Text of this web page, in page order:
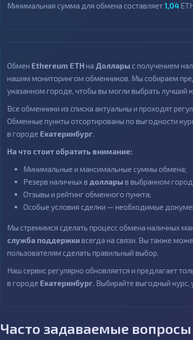
Минимальная сумма для обмена составляет1,04
Обмен Ethereum ETHна Доллары с получением
нашим мониторингом обменников. Мы собираем
указанном городе, чтобы вы могли выбрать лучший
Все обменники из списка актуальны и проходят
Обменные пункты отсортированы по выгодности
в городе Екатеринбург.
На что стоит обратить внимание:
Минимальные и максимальные суммы обмена;
Резерв наличных в доллары в выбранном
Отзывы и рейтинг обменного пункта;
Особые условия сделки — необходимые
Мы стремимся сделать процесс обмена наличных
служба поддержкивсегда на связи. Вы также
пользователям сделать правильный выбор.
Наш сервис регулярно обновляется и предлагает
в городе Екатеринбург. Выбирайте выгодный курс,
Часто задаваемые вопросы